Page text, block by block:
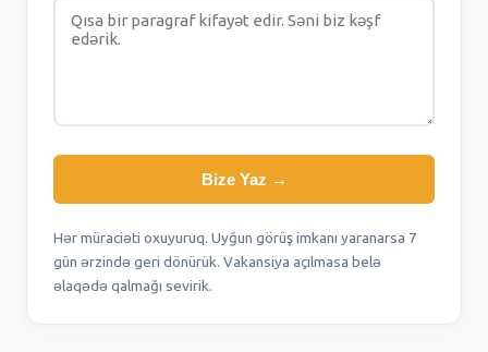
Bize Yaz →
Hər müraciəti oxuyuruq. Uyğun görüş imkanı yaranarsa 7
gün ərzində geri dönürük. Vakansiya açılmasa belə
əlaqədə qalmağı sevirik.